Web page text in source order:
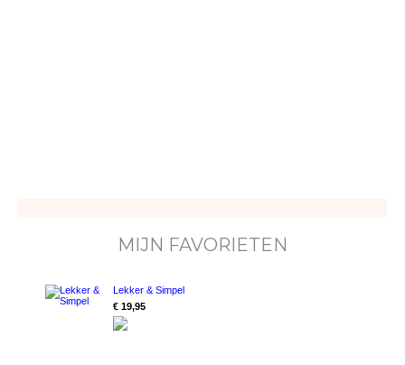
MIJN FAVORIETEN
Lekker & Simpel
€ 19,95